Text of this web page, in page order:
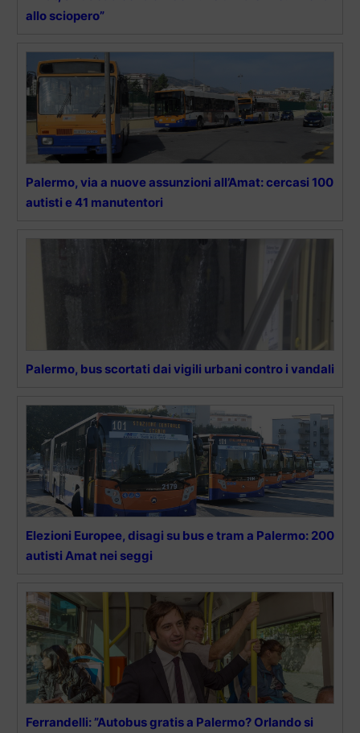
allo sciopero”
Palermo, via a nuove assunzioni all’Amat: cercasi 100
autisti e 41 manutentori
Palermo, bus scortati dai vigili urbani contro i vandali
Elezioni Europee, disagi su bus e tram a Palermo: 200
autisti Amat nei seggi
Ferrandelli: ”Autobus gratis a Palermo? Orlando si